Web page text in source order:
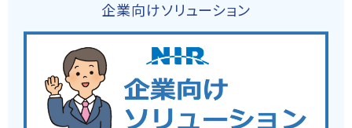
企業向けソリューション